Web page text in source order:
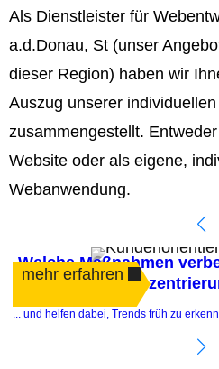
Als Dienstleister für
a.d.Donau, St (unser
dieser Region) haben wir
Auszug unserer
zusammengestellt.
Website oder als eigene,
Webanwendung.
Welche Maßnahmen
mehr erfahren
... und helfen dabei, Trends früh zu